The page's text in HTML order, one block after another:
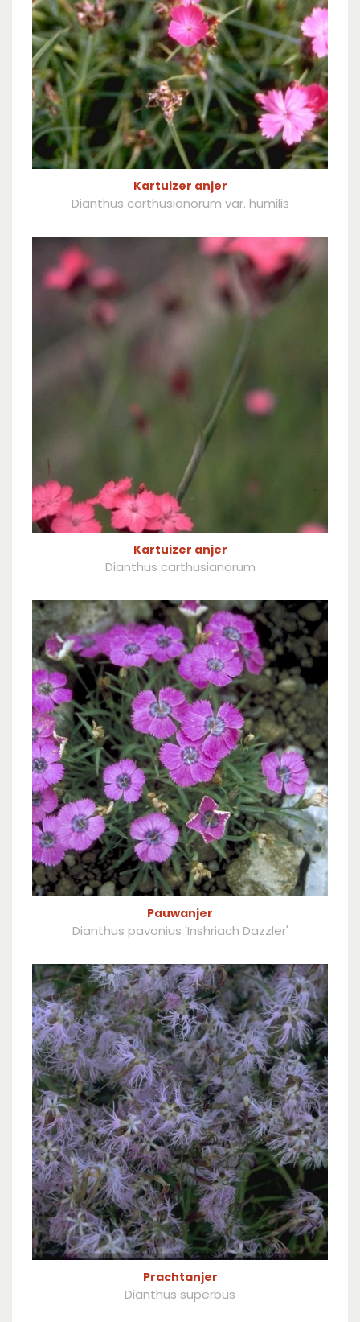
Kartuizer anjer
Dianthus carthusianorum var. humilis
Kartuizer anjer
Dianthus carthusianorum
Pauwanjer
Dianthus pavonius 'Inshriach Dazzler'
Prachtanjer
Dianthus superbus